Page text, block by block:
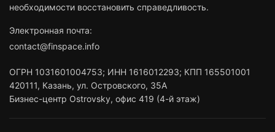
необходимости восстановить справедливость.
Электронная почта:
contact@finspace.info
ОГРН 1031601004753; ИНН 1616012293; КПП 165501001
420111, Казань, ул. Островского, 35А
Бизнес-центр Ostrovsky, офис 419 (4-й этаж)